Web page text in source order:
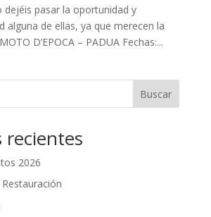
pasar la oportunidad y
alguna de ellas, ya que merecen la
D’EPOCA – PADUA Fechas:...
Buscar
recientes
2026
Restauración